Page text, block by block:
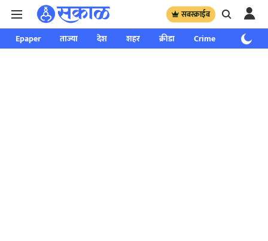
सबस्क्राईब
Epaper ताज्या देश शहर क्रीडा Crime साप्ताहिक